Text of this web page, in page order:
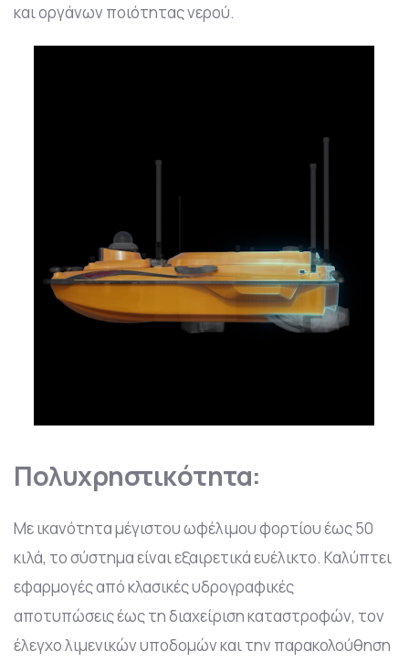
και οργάνων ποιότητας νερού.
Πολυχρηστικότητα:
Με ικανότητα μέγιστου ωφέλιμου φορτίου έως 50
κιλά, το σύστημα είναι εξαιρετικά ευέλικτο. Καλύπτει
εφαρμογές από κλασικές υδρογραφικές
αποτυπώσεις έως τη διαχείριση καταστροφών, τον
έλεγχο λιμενικών υποδομών και την παρακολούθηση